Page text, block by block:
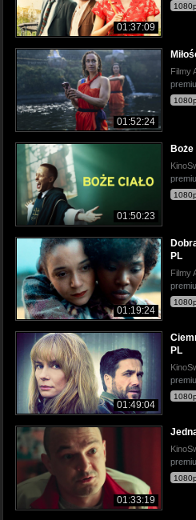
01:37:09
1080p
01:52:24
Filmy
1080p
01:50:23
Boże
1080p
01:19:24
PL
Filmy
1080p
01:49:04
PL
1080p
01:33:19
1080p